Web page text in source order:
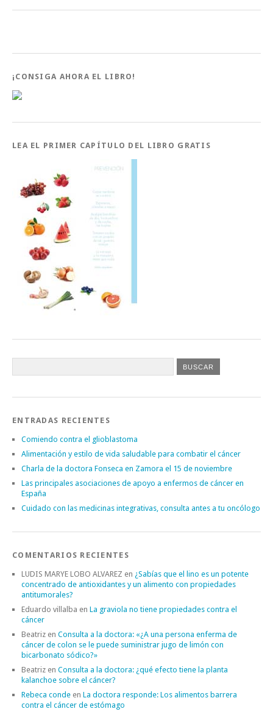
¡CONSIGA AHORA EL LIBRO!
LEA EL PRIMER CAPÍTULO DEL LIBRO GRATIS
ENTRADAS RECIENTES
Comiendo contra el glioblastoma
Alimentación y estilo de vida saludable para combatir el cáncer
Charla de la doctora Fonseca en Zamora el 15 de noviembre
Las principales asociaciones de apoyo a enfermos de cáncer en
España
Cuidado con las medicinas integrativas, consulta antes a tu oncólogo
COMENTARIOS RECIENTES
LUDIS MARYE LOBO ALVAREZ en ¿Sabías que el lino es un potente
concentrado de antioxidantes y un alimento con propiedades
antitumorales?
Eduardo villalba en La graviola no tiene propiedades contra el
cáncer
Beatriz en Consulta a la doctora: «¿A una persona enferma de
cáncer de colon se le puede suministrar jugo de limón con
bicarbonato sódico?»
Beatriz en Consulta a la doctora: ¿qué efecto tiene la planta
kalanchoe sobre el cáncer?
Rebeca conde en La doctora responde: Los alimentos barrera
contra el cáncer de estómago